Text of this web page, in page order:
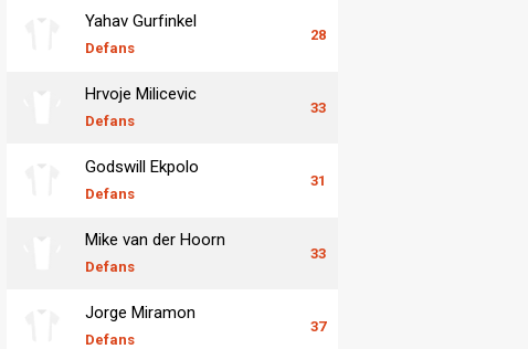
Yahav Gurfinkel
Defans
28
Hrvoje Milicevic
Defans
33
Godswill Ekpolo
Defans
31
Mike van der Hoorn
Defans
33
Jorge Miramon
Defans
37